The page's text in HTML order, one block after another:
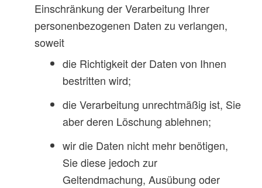
Einschränkung der Verarbeitung Ihrer
personenbezogenen Daten zu verlangen,
soweit
die Richtigkeit der Daten von Ihnen
bestritten wird;
die Verarbeitung unrechtmäßig ist, Sie
aber deren Löschung ablehnen;
wir die Daten nicht mehr benötigen,
Sie diese jedoch zur
Geltendmachung, Ausübung oder